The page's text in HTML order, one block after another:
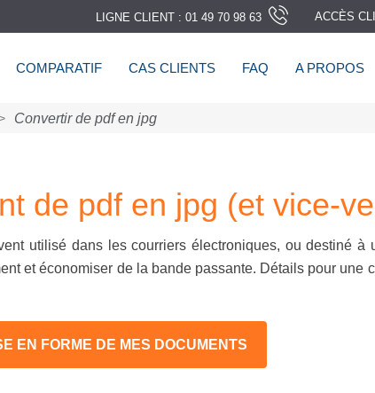
LIGNE CLIENT : 01 49 70 98 63 ACCÈS
COMPARATIF CAS CLIENTS FAQ A PROPOS
Convertir de pdf en jpg
de pdf en jpg (et vice-
utilisé dans les courriers électroniques, ou destiné à
et économiser de la bande passante. Détails pour une
EN FORME DE MES DOCUMENTS